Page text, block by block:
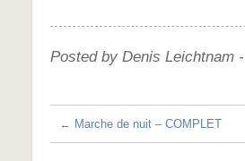
Posted by Denis Leichtnam -
← Marche de nuit – COMPLET